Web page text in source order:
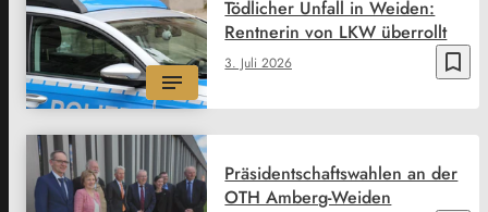
bookmark_border
3. Juli 2026
Tödlicher Unfall in Weiden:
Rentnerin von LKW überrollt
Präsidentschaftswahlen an der
OTH Amberg-Weiden